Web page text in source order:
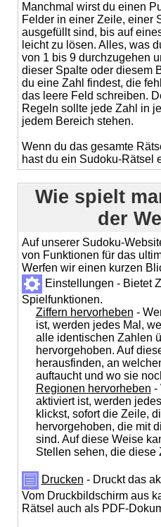
Manchmal wirst du einen
Felder in einer Zeile, einer
ausgefüllt sind, bis auf
leicht zu lösen. Alles, was
von 1 bis 9 durchzugehen
dieser Spalte oder diesem
du eine Zahl findest, die
das leere Feld schreiben.
Regeln sollte jede Zahl in
jedem Bereich stehen.
Wenn du das gesamte
hast du ein Sudoku-Rätsel
Wie spielt
der
Auf unserer Sudoku-
von Funktionen für das
Werfen wir einen kurzen
Einstellungen - Bietet
Spielfunktionen.
Ziffern hervorheben -
ist, werden jedes Mal,
alle identischen Zahlen
hervorgehoben. Auf
herausfinden, an
auftaucht und wo sie
Regionen hervorheben -
aktiviert ist, werden
klickst, sofort die Zeile,
hervorgehoben, die mit
sind. Auf diese Weise
Stellen sehen, die diese
Drucken - Druckt das
Vom Druckbildschirm aus
Rätsel auch als PDF-